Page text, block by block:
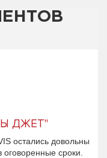
ДЖЕТ"
остались довольны
сроки.